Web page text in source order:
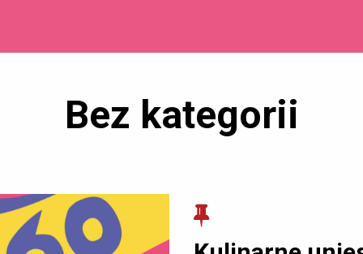
Bez kategorii